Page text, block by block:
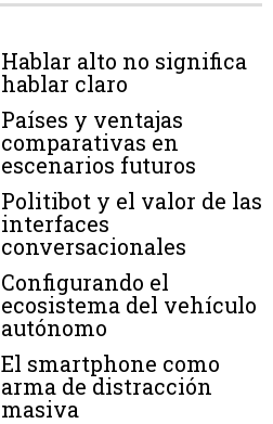
Hablar alto no significa
hablar claro
Países y ventajas
comparativas en
escenarios futuros
Politibot y el valor de las
interfaces
conversacionales
Configurando el
ecosistema del vehículo
autónomo
El smartphone como
arma de distracción
masiva